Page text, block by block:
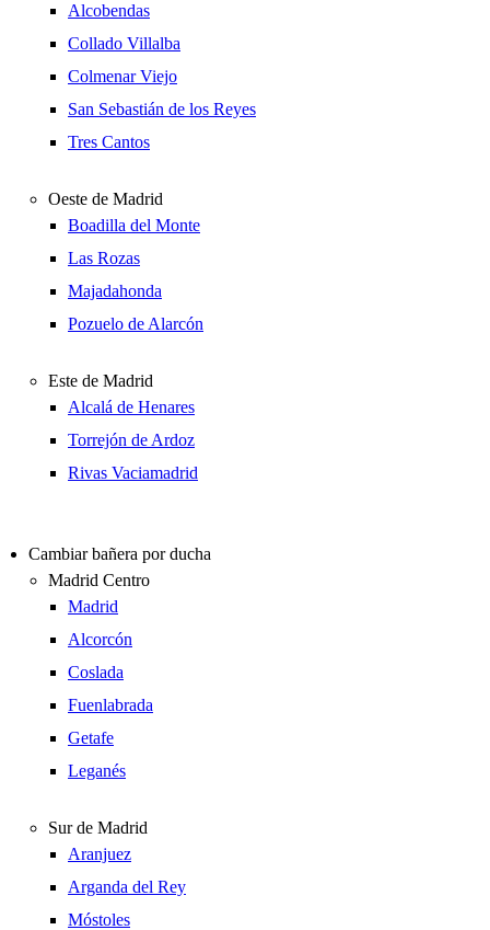
Alcobendas
Collado Villalba
Colmenar Viejo
San Sebastián de los Reyes
Tres Cantos
Oeste de Madrid
Boadilla del Monte
Las Rozas
Majadahonda
Pozuelo de Alarcón
Este de Madrid
Alcalá de Henares
Torrejón de Ardoz
Rivas Vaciamadrid
Cambiar bañera por ducha
Madrid Centro
Madrid
Alcorcón
Coslada
Fuenlabrada
Getafe
Leganés
Sur de Madrid
Aranjuez
Arganda del Rey
Móstoles